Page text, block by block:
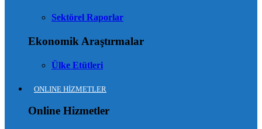
Sektörel Raporlar
Ekonomik Araştırmalar
Ülke Etütleri
ONLINE HİZMETLER
Online Hizmetler